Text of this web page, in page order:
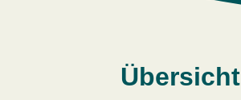
Übersicht